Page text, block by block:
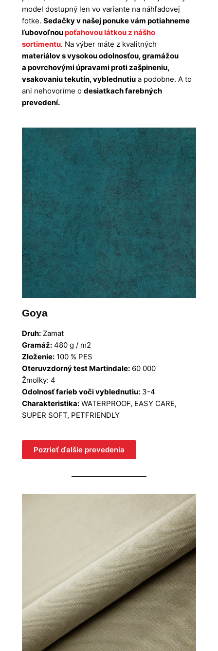
model dostupný len vo variante na náhľadovej
fotke. Sedačky v našej ponuke vám potiahneme
ľubovoľnoupoťahovou látkou z nášho
sortimentu. Na výber máte z kvalitných
materiálov s vysokou odolnosťou, gramážou
a povrchovými úpravami proti zašpineniu,
vsakovaniu tekutín, vyblednutiu a podobne. A to
ani nehovoríme o desiatkach farebných
prevedení.
Goya
Druh: Zamat
Gramáž: 480 g / m2
Zloženie: 100 % PES
Oteruvzdorný test Martindale: 60 000
Žmolky: 4
Odolnosť farieb voči vyblednutiu: 3-4
Charakteristika: WATERPROOF, EASY CARE,
SUPER SOFT, PETFRIENDLY
Pozrieť ďalšie prevedenia